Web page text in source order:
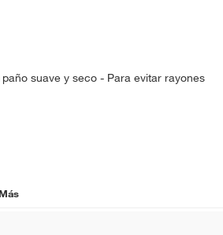
suave y seco - Para evitar rayones